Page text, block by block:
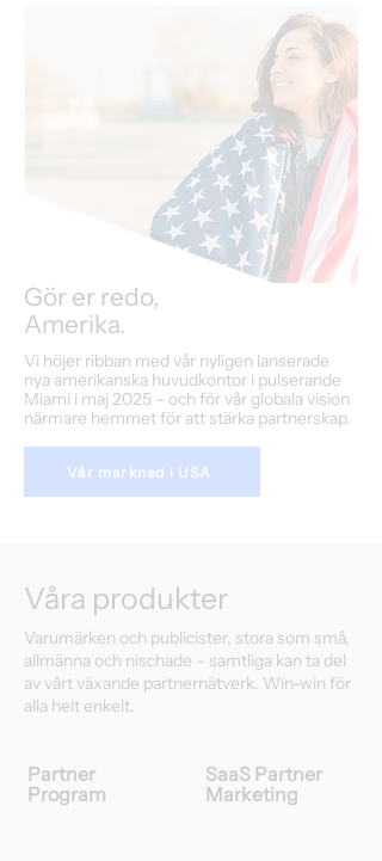
Gör er redo,
Amerika.
Vi höjer ribban med vår nyligen lanserade
nya amerikanska huvudkontor i pulserande
Miami i maj 2025 – och för vår globala vision
närmare hemmet för att stärka partnerskap.
Vår marknad i USA
Våra produkter
Varumärken och publicister, stora som små,
allmänna och nischade – samtliga kan ta del
av vårt växande partnernätverk. Win-win för
alla helt enkelt.
Partner
Program
SaaS Partner
Marketing